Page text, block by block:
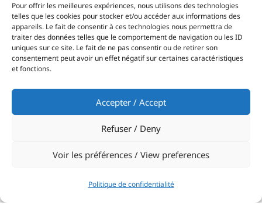
Pour offrir les meilleures expériences, nous utilisons des technologies
telles que les cookies pour stocker et/ou accéder aux informations des
appareils. Le fait de consentir à ces technologies nous permettra de
traiter des données telles que le comportement de navigation ou les ID
uniques sur ce site. Le fait de ne pas consentir ou de retirer son
consentement peut avoir un effet négatif sur certaines caractéristiques
et fonctions.
Accepter / Accept
Refuser / Deny
Voir les préférences / View preferences
Politique de confidentialité
nouveau chapitre.